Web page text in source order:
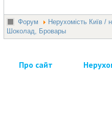
Форум Нерухомість Київ /
Шоколад, Бровары
Про сайт